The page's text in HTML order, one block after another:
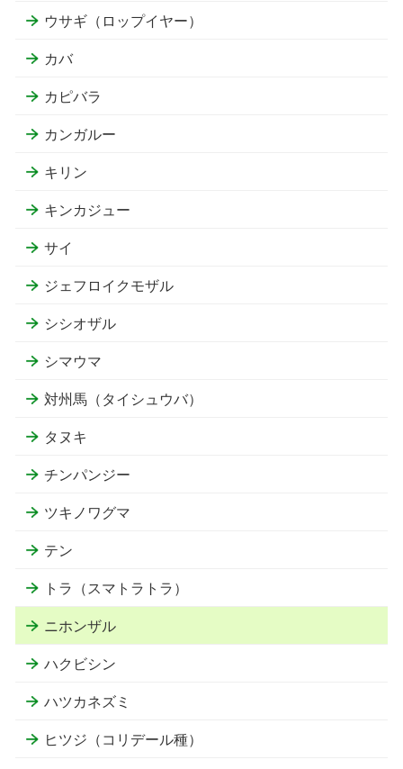
ウサギ（ロップイヤー）
カバ
カピバラ
カンガルー
キリン
キンカジュー
サイ
ジェフロイクモザル
シシオザル
シマウマ
対州馬（タイシュウバ）
タヌキ
チンパンジー
ツキノワグマ
テン
トラ（スマトラトラ）
ニホンザル
ハクビシン
ハツカネズミ
ヒツジ（コリデール種）